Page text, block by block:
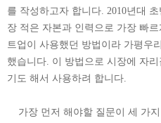
를 작성하고자 합니다. 2010년대
장 적은 자본과 인력으로 가장 빠
트업이 사용했던 방법이라 가평우
했습니다. 이 방법으로 시장에 자
기도 해서 사용하려 합니다.
가장 먼저 해야할 질문이 세 가지